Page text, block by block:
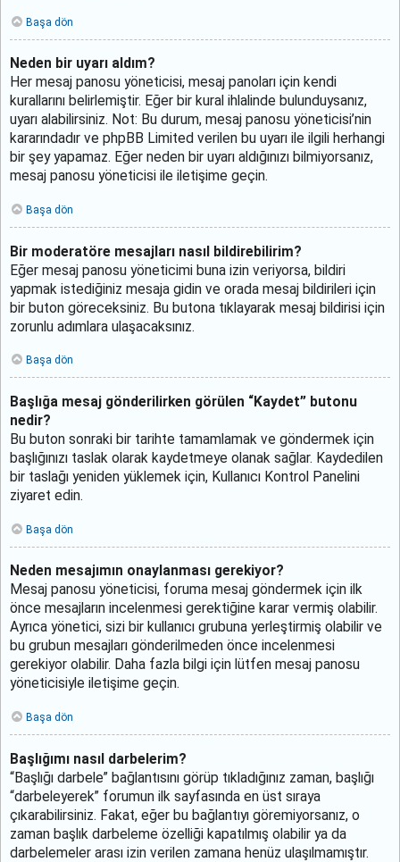
Başa dön
Neden bir uyarı aldım?
Her mesaj panosu yöneticisi, mesaj panoları için kendi
kurallarını belirlemiştir. Eğer bir kural ihlalinde bulunduysanız,
uyarı alabilirsiniz. Not: Bu durum, mesaj panosu yöneticisi’nin
kararındadır ve phpBB Limited verilen bu uyarı ile ilgili herhangi
bir şey yapamaz. Eğer neden bir uyarı aldığınızı bilmiyorsanız,
mesaj panosu yöneticisi ile iletişime geçin.
Başa dön
Bir moderatöre mesajları nasıl bildirebilirim?
Eğer mesaj panosu yöneticimi buna izin veriyorsa, bildiri
yapmak istediğiniz mesaja gidin ve orada mesaj bildirileri için
bir buton göreceksiniz. Bu butona tıklayarak mesaj bildirisi için
zorunlu adımlara ulaşacaksınız.
Başa dön
Başlığa mesaj gönderilirken görülen “Kaydet” butonu
nedir?
Bu buton sonraki bir tarihte tamamlamak ve göndermek için
başlığınızı taslak olarak kaydetmeye olanak sağlar. Kaydedilen
bir taslağı yeniden yüklemek için, Kullanıcı Kontrol Panelini
ziyaret edin.
Başa dön
Neden mesajımın onaylanması gerekiyor?
Mesaj panosu yöneticisi, foruma mesaj göndermek için ilk
önce mesajların incelenmesi gerektiğine karar vermiş olabilir.
Ayrıca yönetici, sizi bir kullanıcı grubuna yerleştirmiş olabilir ve
bu grubun mesajları gönderilmeden önce incelenmesi
gerekiyor olabilir. Daha fazla bilgi için lütfen mesaj panosu
yöneticisiyle iletişime geçin.
Başa dön
Başlığımı nasıl darbelerim?
“Başlığı darbele” bağlantısını görüp tıkladığınız zaman, başlığı
“darbeleyerek” forumun ilk sayfasında en üst sıraya
çıkarabilirsiniz. Fakat, eğer bu bağlantıyı göremiyorsanız, o
zaman başlık darbeleme özelliği kapatılmış olabilir ya da
darbelemeler arası izin verilen zamana henüz ulaşılmamıştır.